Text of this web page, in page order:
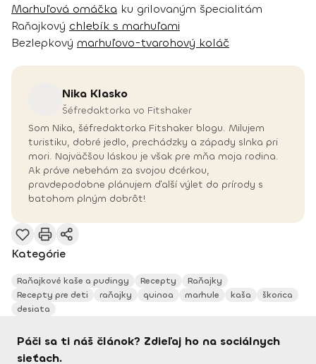
Marhuľová omáčka ku grilovaným špecialitám
Raňajkový chlebík s marhuľami
Bezlepkový marhuľovo-tvarohový koláč
Nika Klasko
Šéfredaktorka vo Fitshaker
Som Nika, šéfredaktorka Fitshaker blogu. Milujem
turistiku, dobré jedlo, prechádzky a západy slnka pri
mori. Najväčšou láskou je však pre mňa moja rodina.
Ak práve nebehám za svojou dcérkou,
pravdepodobne plánujem ďalší výlet do prírody s
batohom plným dobrôt!
Kategórie
Raňajkové kaše a pudingy Recepty
Raňajky
Recepty pre deti
raňajky quinoa marhule kaša
škorica
desiata
Páči sa ti náš článok? Zdieľaj ho na sociálnych
sieťach.